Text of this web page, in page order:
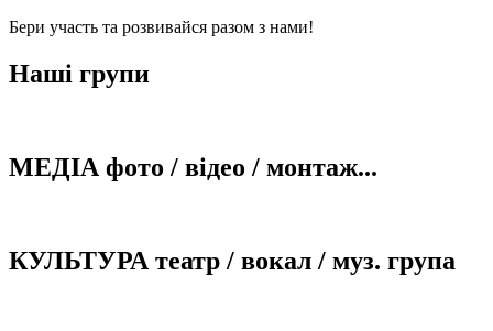
Бери участь та розвивайся разом з нами!
Наші групи
МЕДІА фото / відео / монтаж...
КУЛЬТУРА театр / вокал / муз. група